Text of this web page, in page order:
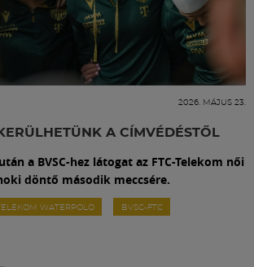
2026. MÁJUS 23.
A CÍMVÉDÉSTŐL
a BVSC-hez látogat az FTC-Telekom női
döntő második meccsére.
WATERPOLO BVSC-FTC